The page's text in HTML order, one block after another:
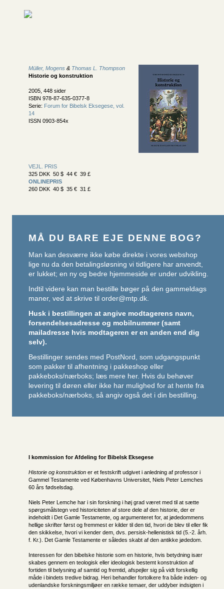
Müller, Mogens & Thomas L. Thompson
Historie og konstruktion
2005, 448 sider
ISBN 978-87-635-0377-8
Serie: Forum for Bibelsk Eksegese, vol.
14
ISSN 0903-854x
VEJL. PRIS
325 DKK 50 $ 44 € 39 £
ONLINEPRIS
260 DKK 40 $ 35 € 31 £
MÅ DU BARE EJE DENNE BOG?
Man kan desværre ikke købe direkte i vores webshop
lige nu da den betalingsløsning vi tidligere har anvendt,
er lukket; en ny og bedre hjemmeside er under udvikling.
Indtil videre kan man bestille bøger på den gammeldags
maner, ved at skrive til order@mtp.dk.
Husk i bestillingen at angive modtagerens navn,
forsendelsesadresse og mobilnummer (samt
mailadresse hvis modtageren er en anden end dig
selv).
Bestillinger sendes med PostNord, som udgangspunkt
som pakker til afhentning i pakkeshop eller
pakkeboks/nærboks; læs mere her. Hvis du behøver
levering til døren eller ikke har mulighed for at hente fra
pakkeboks/nærboks, så angiv også det i din bestilling.
I kommission forAfdeling for Bibelsk Eksegese
Historie og konstruktion er et festskrift udgivet i anledning af professor i
Gammel Testamente ved Københavns Universitet, Niels Peter Lemches
60 års fødselsdag.
Niels Peter Lemche har i sin forskning i høj grad været med til at sætte
spørgsmålstegn ved historiciteten af store dele af den historie, der er
indeholdt i Det Gamle Testamente, og argumenteret for, at jødedommens
hellige skrifter først og fremmest er kilder til den tid, hvori de blev til eller fik
den skikkelse, hvori vi kender dem, dvs. persisk-hellenistisk tid (5.-2. årh.
f. Kr.). Det Gamle Testamente er således skabt af den antikke jødedom.
Interessen for den bibelske historie som en historie, hvis betydning især
skabes gennem en teologisk eller ideologisk bestemt konstruktion af
fortiden til belysning af samtid og fremtid, afspejler sig på vidt forskellig
måde i bindets tredive bidrag. Heri behandler fortolkere fra både inden- og
udenlandske forskningsmiljøer en række temaer, der uddyber indsigten i